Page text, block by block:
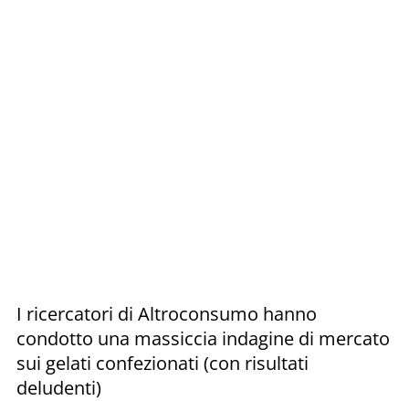
I ricercatori di Altroconsumo hanno
condotto una massiccia indagine di mercato
sui gelati confezionati (con risultati
deludenti)